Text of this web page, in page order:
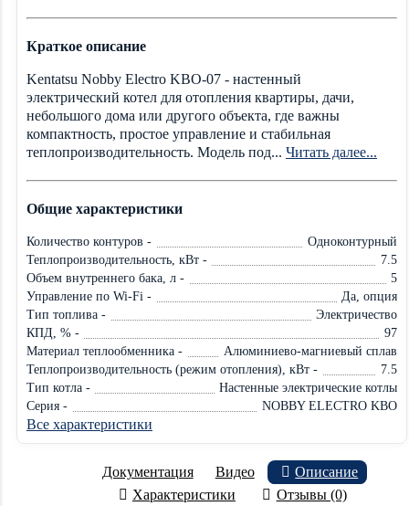
Краткое описание
Kentatsu Nobby Electro KBO-07 - настенный
электрический котел для отопления квартиры, дачи,
небольшого дома или другого объекта, где важны
компактность, простое управление и стабильная
теплопроизводительность. Модель под... Читать далее...
Общие характеристики
Количество контуров -
Одноконтурный
Теплопроизводительность, кВт -
7.5
Объем внутреннего бака, л -
5
Управление по Wi-Fi -
Да, опция
Тип топлива -
Электричество
КПД, % -
97
Материал теплообменника -
Алюминиево-магниевый сплав
Теплопроизводительность (режим отопления), кВт -
7.5
Тип котла -
Настенные электрические котлы
Серия -
NOBBY ELECTRO KBO
Все характеристики
Документация Видео
Описание
Характеристики
Отзывы (0)